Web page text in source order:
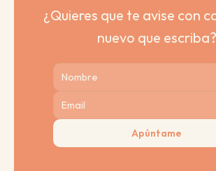
¿Quieres que te avise con
nuevo que escriba?
Apúntame